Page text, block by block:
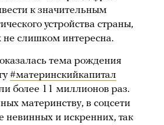
к значительным
устройства страны,
слишком интересна.
тема рождения
#материнскийкапитал
более 11 миллионов раз.
материнству, в соцсети
невинных и искренних, так